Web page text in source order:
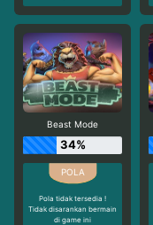
Beast Mode
34%
Pola tidak tersedia !
Tidak disarankan bermain
di game ini